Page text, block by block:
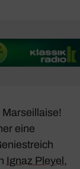
eine
Ignaz Pleyel,